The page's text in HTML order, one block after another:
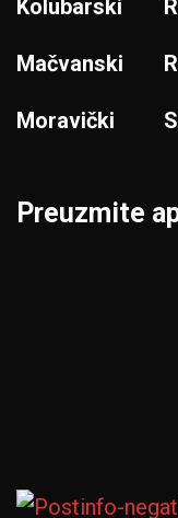
Kolubarski
Mačvanski
Moravički
Preuzmite